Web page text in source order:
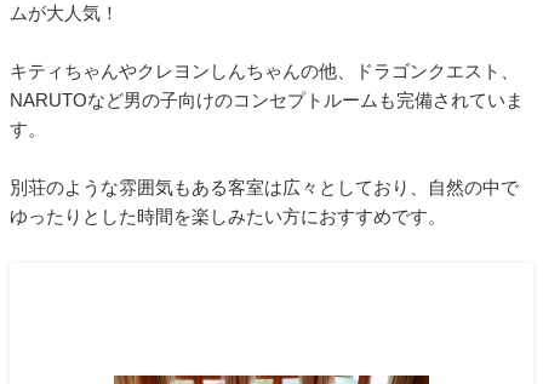
ムが大人気！
キティちゃんやクレヨンしんちゃんの他、ドラゴンクエスト、
NARUTOなど男の子向けのコンセプトルームも完備されていま
す。
別荘のような雰囲気もある客室は広々としており、自然の中で
ゆったりとした時間を楽しみたい方におすすめです。